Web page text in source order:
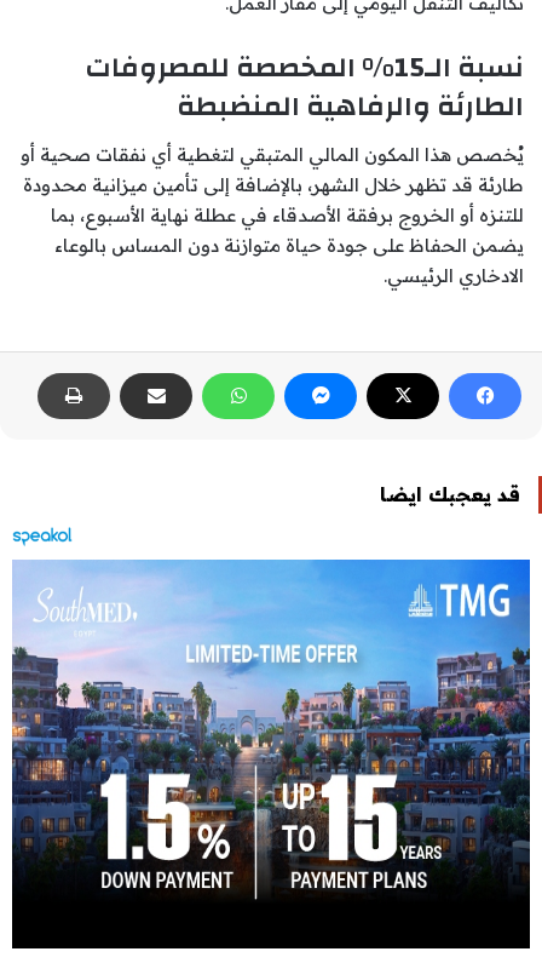
نسبة الـ15% المخصصة للمصروفات
الطارئة والرفاهية المنضبطة
يُخصص هذا المكون المالي المتبقي لتغطية أي نفقات صحية أو
طارئة قد تظهر خلال الشهر، بالإضافة إلى تأمين ميزانية محدودة
للتنزه أو الخروج برفقة الأصدقاء في عطلة نهاية الأسبوع، بما
يضمن الحفاظ على جودة حياة متوازنة دون المساس بالوعاء
الادخاري الرئيسي.
قد يعجبك ايضا